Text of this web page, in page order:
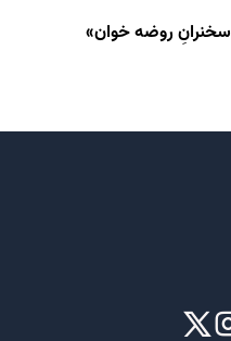
روضه خوان»